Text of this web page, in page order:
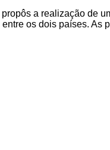
a realização de
os dois países.